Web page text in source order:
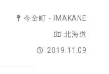
今金町 - IMAKANE
北海道
2019.11.09